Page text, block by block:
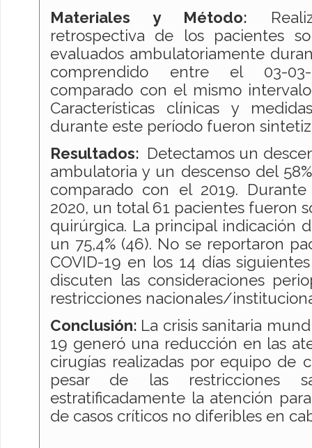
Materiales y Método:
retrospectiva de los pacientes
evaluados ambulatoriamente
comprendido entre el 03-03-
comparado con el mismo
Características clínicas y
durante este período fueron
Resultados: Detectamos un
ambulatoria y un descenso del
comparado con el 2019.
2020, un total 61 pacientes fueron
quirúrgica. La principal indicación
un 75,4% (46). No se reportaron
COVID-19 en los 14 días
discuten las consideraciones
restricciones nacionales/
Conclusión: La crisis sanitaria
19 generó una reducción en las
cirugías realizadas por equipo de
pesar de las restricciones
estratificadamente la atención
de casos críticos no diferibles en